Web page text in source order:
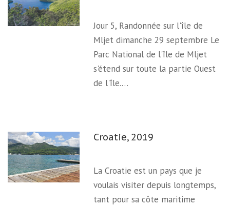
Jour 5, Randonnée sur l'île de
Mljet dimanche 29 septembre Le
Parc National de l'île de Mljet
s'étend sur toute la partie Ouest
de l'île.…
Croatie, 2019
La Croatie est un pays que je
voulais visiter depuis longtemps,
tant pour sa côte maritime